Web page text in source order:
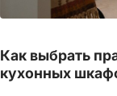
Как выбрать
кухонных